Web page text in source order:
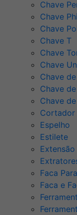
Chave
Chave
Chave
Chave T
Chave
Chave
Chave
Chave
Chave
Cortador
Espelho
Estilete
Faca
Faca e